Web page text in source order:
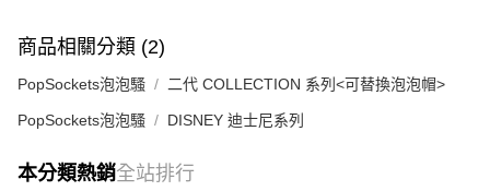
商品相關分類 (2)
PopSockets泡泡騷 二代 COLLECTION 系列<可替換泡泡帽>
PopSockets泡泡騷 DISNEY 迪士尼系列
本分類熱銷全站排行